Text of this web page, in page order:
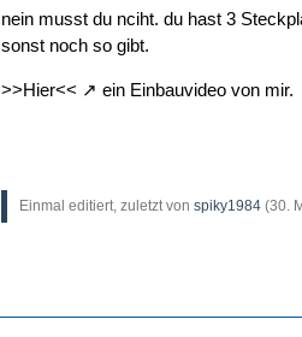
nein musst du nciht. du hast 3
sonst noch so gibt.
>>Hier<< ein Einbauvideo von mir.
Einmal editiert, zuletzt von spiky1984 (30.